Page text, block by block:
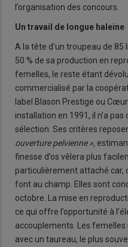
l’organisation des concours.
Un travail de longue haleine
A la tête d’un troupeau de 85
50 % de sa production en
femelles, le reste étant
commercialisé par la
label Blason Prestige ou
installation en 1991, il n’a
sélection. Ses critères
ouverture pelvienne »,
finesse d’os vêlera plus
particulièrement attaché car,
font au champ. Elles sont
octobre. La mise en
ce qui offre l’opportunité à
accouplements. Les
avec un taureau, le plus